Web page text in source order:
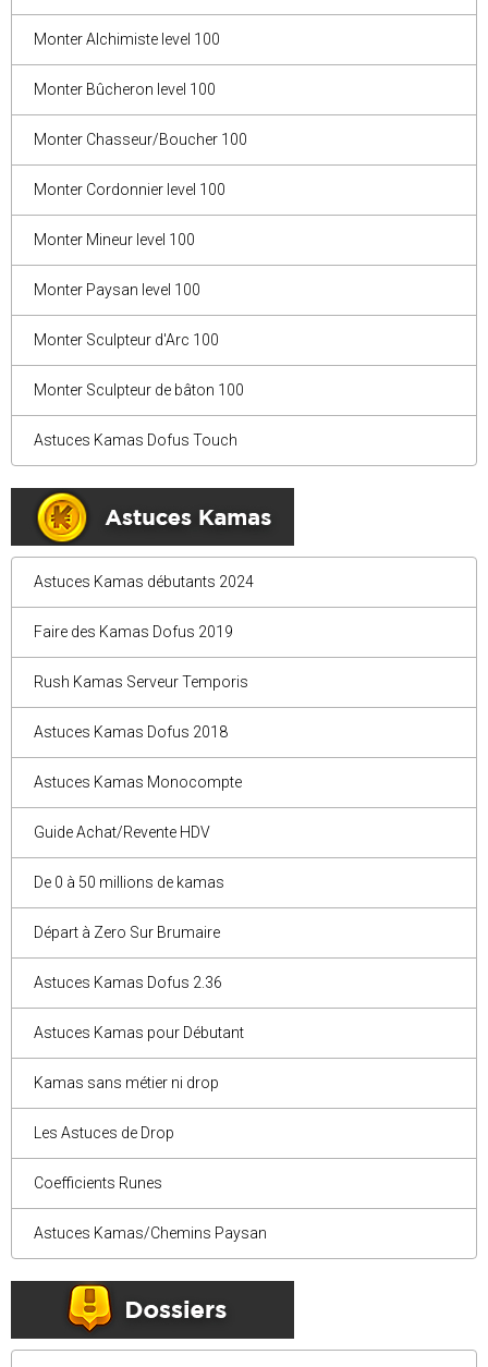
Monter Alchimiste level 100
Monter Bûcheron level 100
Monter Chasseur/Boucher 100
Monter Cordonnier level 100
Monter Mineur level 100
Monter Paysan level 100
Monter Sculpteur d'Arc 100
Monter Sculpteur de bâton 100
Astuces Kamas Dofus Touch
Astuces Kamas débutants 2024
Faire des Kamas Dofus 2019
Rush Kamas Serveur Temporis
Astuces Kamas Dofus 2018
Astuces Kamas Monocompte
Guide Achat/Revente HDV
De 0 à 50 millions de kamas
Départ à Zero Sur Brumaire
Astuces Kamas Dofus 2.36
Astuces Kamas pour Débutant
Kamas sans métier ni drop
Les Astuces de Drop
Coefficients Runes
Astuces Kamas/Chemins Paysan